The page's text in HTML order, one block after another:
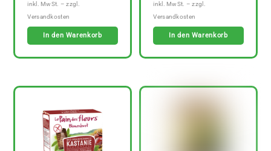
In den Warenkorb In den Warenkorb